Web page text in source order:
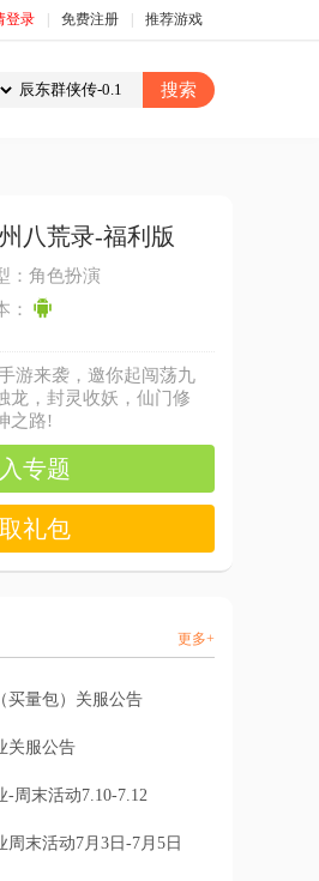
登录 免费注册 推荐游戏
八荒录-福利版
：角色扮演
：
游来袭，邀你起闯荡九
龙，封灵收妖，仙门修
之路!
专题
礼包
更多+
买量包）关服公告
关服公告
-周末活动7.10-7.12
末活动7月3日-7月5日